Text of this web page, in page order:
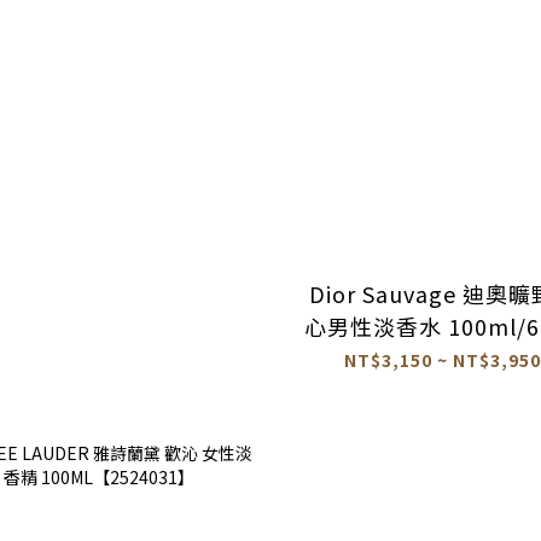
Dior Sauvage 迪奧曠
心男性淡香水 100ml/
【2524059】
NT$3,150 ~ NT$3,950